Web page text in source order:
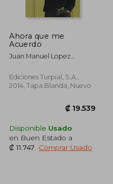
Ahora que me
Acuerdo
Juan Manuel Lopez
Ediciones Turpial, S.A.,
2014, Tapa Blanda, Nuevo
Disponible Usado
en Buen Estado a
₡ 11.747
Comprar Usado